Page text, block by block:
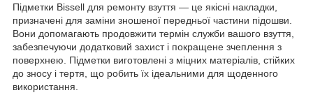
Підметки Bissell для ремонту взуття — це якісні накладки,
призначені для заміни зношеної передньої частини підошви.
Вони допомагають продовжити термін служби вашого взуття,
забезпечуючи додатковий захист і покращене зчеплення з
поверхнею. Підметки виготовлені з міцних матеріалів, стійких
до зносу і тертя, що робить їх ідеальними для щоденного
використання.